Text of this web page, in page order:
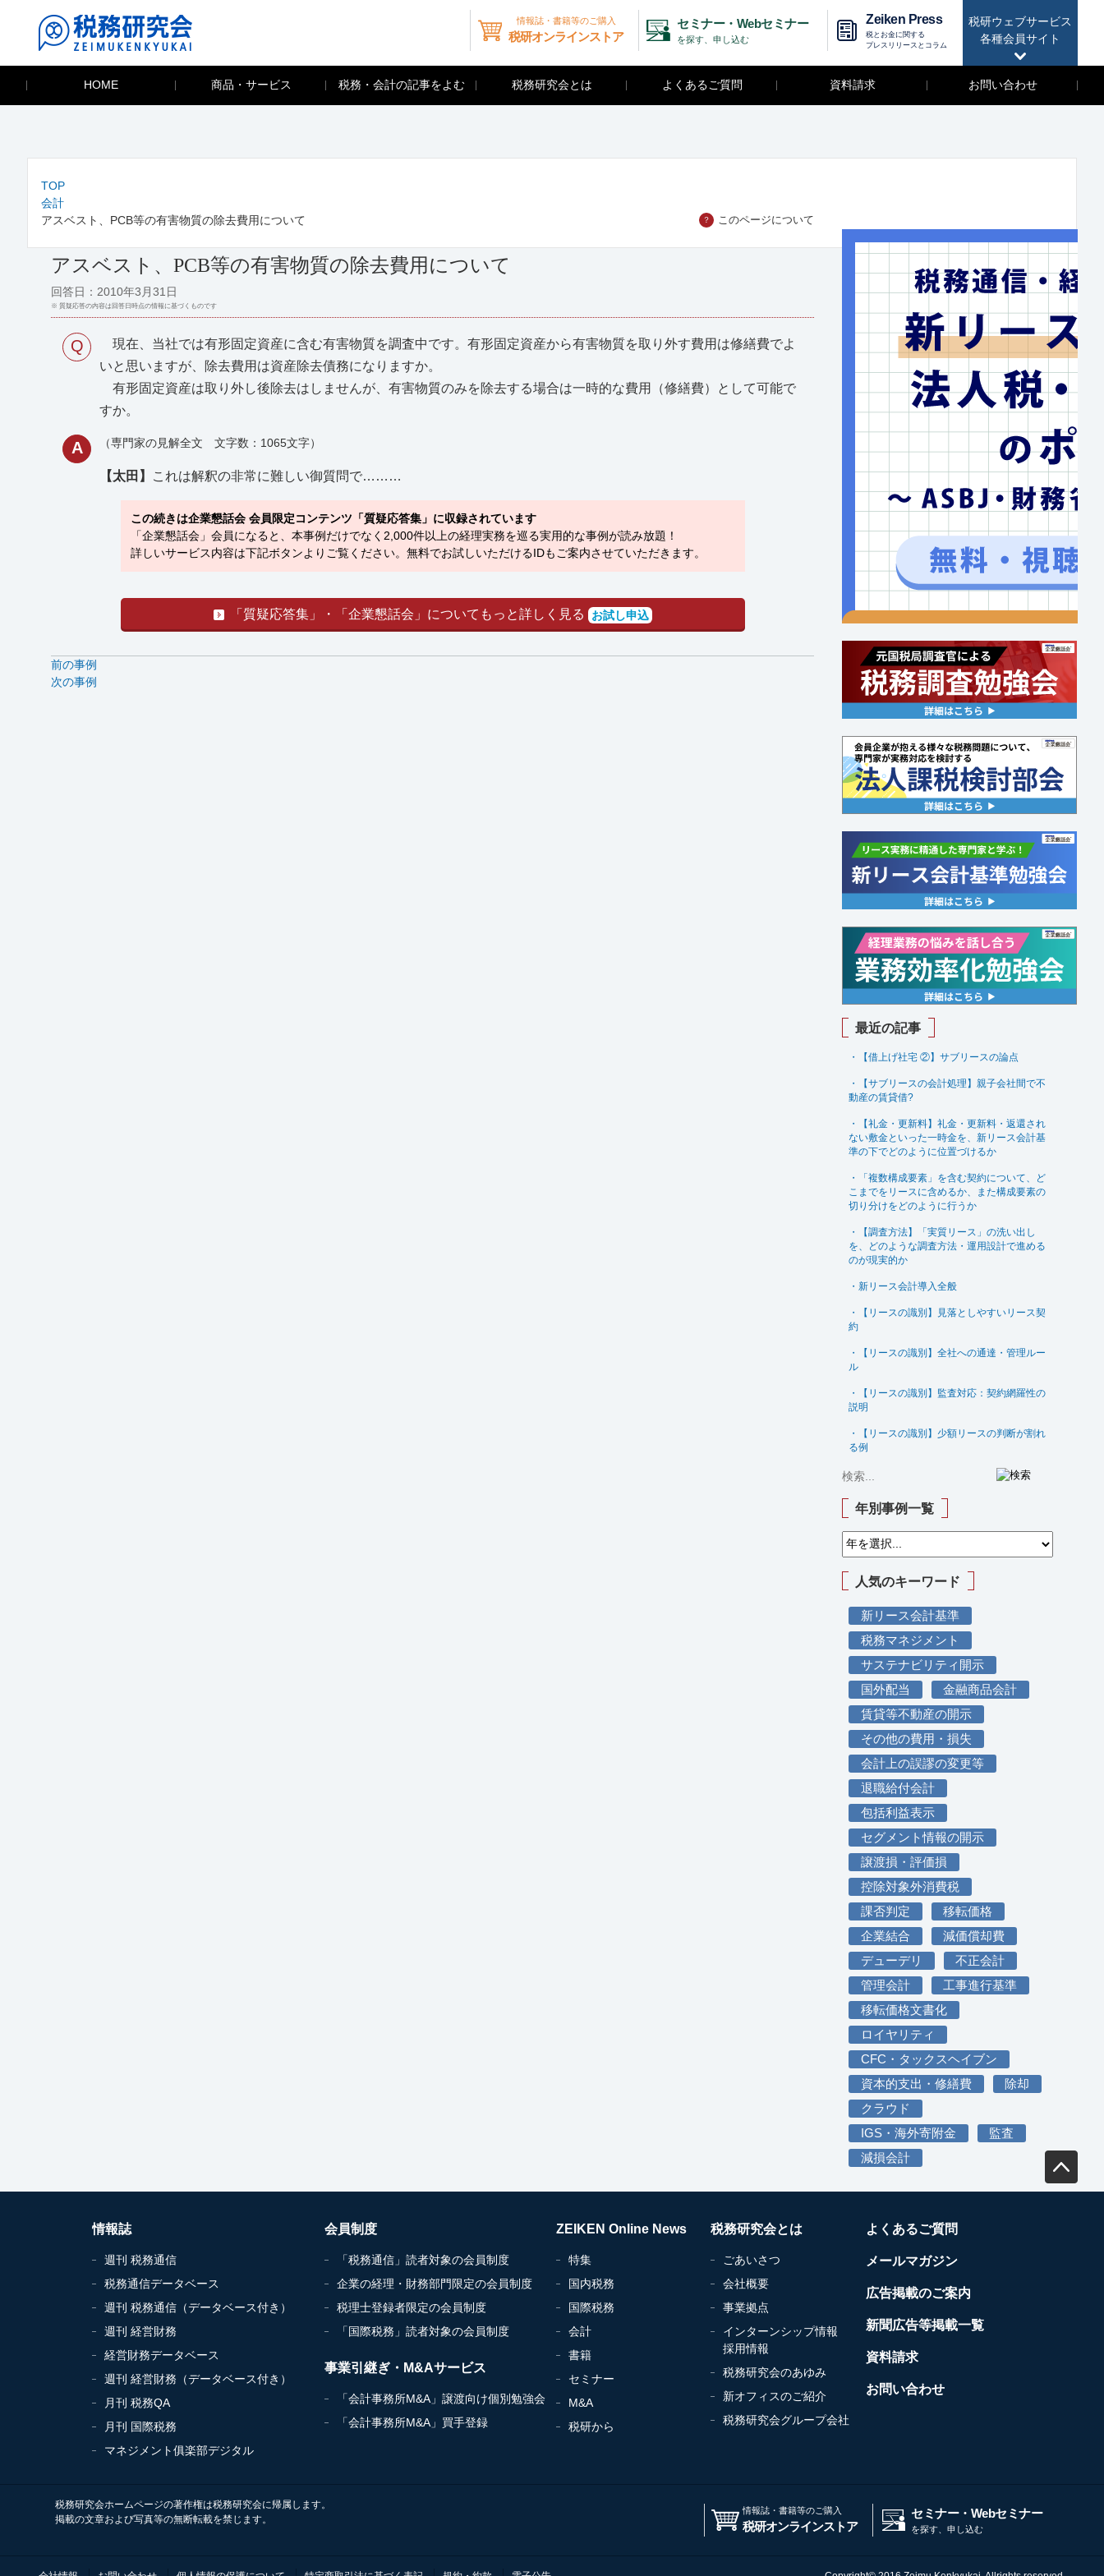
税研ウェブサービス
各種会員サイト
情報誌・書籍等のご購入
税研オンラインストア
セミナー・Webセミナー
を探す、申し込む
Zeiken Press
税とお金に関する
プレスリリースとコラム
HOME 商品・サービス 税務・会計の記事をよむ 税務研究会とは よくあるご質問 資料請求 お問い合わせ
TOP
会計
アスベスト、PCB等の有害物質の除去費用について
？ このページについて
アスベスト、PCB等の有害物質の除去費用について
回答日：2010年3月31日
※ 質疑応答の内容は回答日時点の情報に基づくものです
Q
現在、当社では有形固定資産に含む有害物質を調査中です。有形固定資産から有害物質を取り外す費用は修繕費でよ
いと思いますが、除去費用は資産除去債務になりますか。
有形固定資産は取り外し後除去はしませんが、有害物質のみを除去する場合は一時的な費用（修繕費）として可能で
すか。
A （専門家の見解全文 文字数：1065文字）
【太田】 これは解釈の非常に難しい御質問で………
この続きは企業懇話会 会員限定コンテンツ「質疑応答集」に収録されています
「企業懇話会」会員になると、本事例だけでなく2,000件以上の経理実務を巡る実用的な事例が読み放題！
詳しいサービス内容は下記ボタンよりご覧ください。無料でお試しいただけるIDもご案内させていただきます。
「質疑応答集」・「企業懇話会」についてもっと詳しく見る お試し申込
前の事例
次の事例
最近の記事
・【借上げ社宅 ②】サブリースの論点
・【サブリースの会計処理】親子会社間で不
動産の賃貸借?
・【礼金・更新料】礼金・更新料・返還され
ない敷金といった一時金を、新リース会計基
準の下でどのように位置づけるか
・「複数構成要素」を含む契約について、ど
こまでをリースに含めるか、また構成要素の
切り分けをどのように行うか
・【調査方法】「実質リース」の洗い出し
を、どのような調査方法・運用設計で進める
のが現実的か
・新リース会計導入全般
・【リースの識別】見落としやすいリース契
約
・【リースの識別】全社への通達・管理ルー
ル
・【リースの識別】監査対応：契約網羅性の
説明
・【リースの識別】少額リースの判断が割れ
る例
年別事例一覧
人気のキーワード
新リース会計基準
税務マネジメント
サステナビリティ開示
国外配当
金融商品会計
賃貸等不動産の開示
その他の費用・損失
会計上の誤謬の変更等
退職給付会計
包括利益表示
セグメント情報の開示
譲渡損・評価損
控除対象外消費税
課否判定
移転価格
企業結合
減価償却費
デューデリ
不正会計
管理会計
工事進行基準
移転価格文書化
ロイヤリティ
CFC・タックスヘイブン
資本的支出・修繕費
除却
クラウド
IGS・海外寄附金
監査
減損会計
情報誌
週刊 税務通信
税務通信データベース
週刊 税務通信（データベース付き）
週刊 経営財務
経営財務データベース
週刊 経営財務（データベース付き）
月刊 税務QA
月刊 国際税務
マネジメント俱楽部デジタル
会員制度
「税務通信」読者対象の会員制度
企業の経理・財務部門限定の会員制度
税理士登録者限定の会員制度
「国際税務」読者対象の会員制度
事業引継ぎ・M&Aサービス
「会計事務所M&A」譲渡向け個別勉強会
「会計事務所M&A」買手登録
ZEIKEN Online News
特集
国内税務
国際税務
会計
書籍
セミナー
M&A
税研から
税務研究会とは
ごあいさつ
会社概要
事業拠点
インターンシップ情報
採用情報
税務研究会のあゆみ
新オフィスのご紹介
税務研究会グループ会社
よくあるご質問
メールマガジン
広告掲載のご案内
新聞広告等掲載一覧
資料請求
お問い合わせ
税務研究会ホームページの著作権は税務研究会に帰属します。
掲載の文章および写真等の無断転載を禁じます。
情報誌・書籍等のご購入
税研オンラインストア
セミナー・Webセミナー
を探す、申し込む